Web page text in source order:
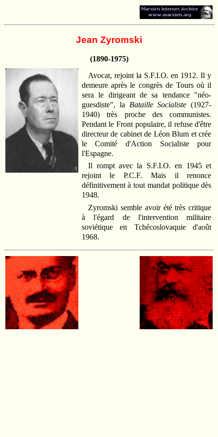
Jean Zyromski
(1890-1975)
Avocat, rejoint la S.F.I.O. en 1912. Il y
demeure après le congrès de Tours où il
sera le dirigeant de sa tendance "néo-
guesdiste", la Bataille Socialiste (1927-
1940) très proche des communistes.
Pendant le Front populaire, il refuse d'être
directeur de cabinet de Léon Blum et crée
le Comité d'Action Socialiste pour
l'Espagne.
Il rompt avec la S.F.I.O. en 1945 et
rejoint le P.C.F. Mais il renonce
définitivement à tout mandat politique dès
1948.
Zyromski semble avoir été très critique
à l'égard de l'intervention militaire
soviétique en Tchécoslovaquie d'août
1968.